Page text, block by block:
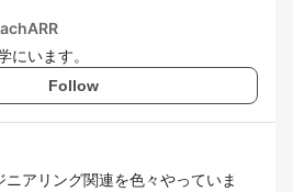
にいます。
Follow
アリング関連を色々やっていま